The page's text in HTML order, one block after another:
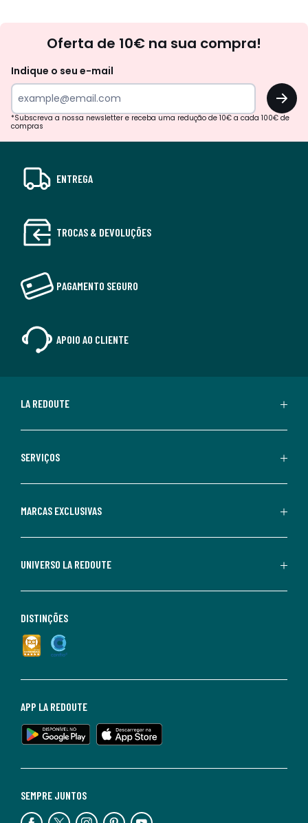
Oferta de 10€ na sua compra!
Indique o seu e-mail
OK
*Subscreva a nossa newsletter e receba uma redução de 10€ a cada 100€ de
compras
ENTREGA
TROCAS & DEVOLUÇÕES
PAGAMENTO SEGURO
APOIO AO CLIENTE
LA REDOUTE
SERVIÇOS
MARCAS EXCLUSIVAS
UNIVERSO LA REDOUTE
SEMPRE JUNTOS
APP LA REDOUTE
DISTINÇÕES